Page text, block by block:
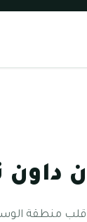
قلب منطقة